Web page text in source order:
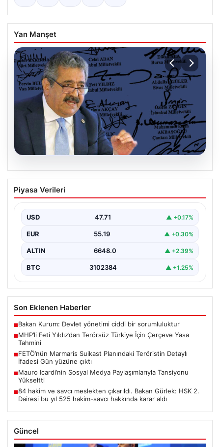
Yan Manşet
06.08.2026
MHP’li Feti Yıldız’dan Terörsüz Türkiye
İçin Çerçeve Yasa Tahmini
Yardımcısı Feti Yıldız, uzun süredir üzerinde çalışılan
ve…
Piyasa Verileri
USD 47.71 ▲ +0.17%
EUR 55.19 ▲ +0.30%
ALTIN 6648.0 ▲ +2.39%
BTC 3102384 ▲ +1.25%
Son Eklenen Haberler
■Bakan Kurum: Devlet yönetimi ciddi bir sorumluluktur
■MHP’li Feti Yıldız’dan Terörsüz Türkiye İçin Çerçeve Yasa
Tahmini
■FETÖ’nün Marmaris Suikast Planındaki Teröristin Detaylı
İfadesi Gün yüzüne çıktı
■Mauro Icardi’nin Sosyal Medya Paylaşımlarıyla Tansiyonu
Yükseltti
■84 hakim ve savcı meslekten çıkarıldı. Bakan Gürlek: HSK 2.
Dairesi bu yıl 525 hakim-savcı hakkında karar aldı
Güncel